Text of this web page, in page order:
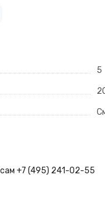
5
+7 (495) 241-02-55